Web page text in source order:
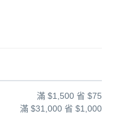
滿 $1,500 省 $75
滿 $31,000 省 $1,000